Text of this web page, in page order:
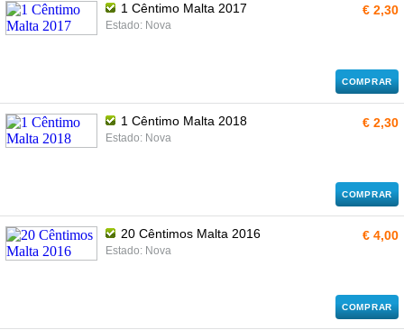
1 Cêntimo Malta 2017
Estado: Nova
€ 2,30
COMPRAR
1 Cêntimo Malta 2018
Estado: Nova
€ 2,30
COMPRAR
20 Cêntimos Malta 2016
Estado: Nova
€ 4,00
COMPRAR